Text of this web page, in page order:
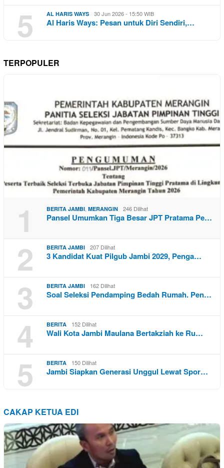
5
AL HARIS WAYS 30 Jun 2026 - 15:50 WIB
Al Haris Ways: Pesan untuk Diri Sendiri,…
TERPOPULER
1 BERITA JAMBI MERANGIN 246 Dilihat
Pansel Umumkan Tiga Besar JPT Pratama Pe…
2 BERITA JAMBI 207 Dilihat
3 Kandidat Kuat Pilgub Jambi 2029, Penga…
3 BERITA JAMBI 162 Dilihat
Soal Seleksi Pendamping Bedah Rumah. Pen…
4 BERITA 152 Dilihat
Wali Kota Jambi Maulana Bertakziah ke Ru…
5 BERITA 150 Dilihat
Jambi Siapkan Generasi Unggul Lewat Spor…
CAKAP KETUA EDI